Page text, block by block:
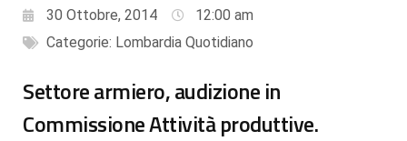
30 Ottobre, 2014
12:00 am
Categorie: Lombardia Quotidiano
Settore armiero, audizione in
Commissione Attività produttive.